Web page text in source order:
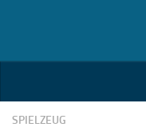
SPIELZEUG